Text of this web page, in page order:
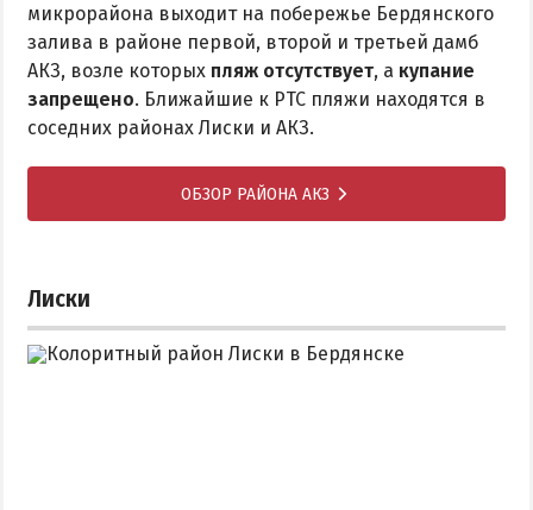
микрорайона выходит на побережье Бердянского
залива в районе первой, второй и третьей дамб
АКЗ, возле которых пляж отсутствует, а купание
запрещено. Ближайшие к РТС пляжи находятся в
соседних районах Лиски и АКЗ.
ОБЗОР РАЙОНА АКЗ
Лиски